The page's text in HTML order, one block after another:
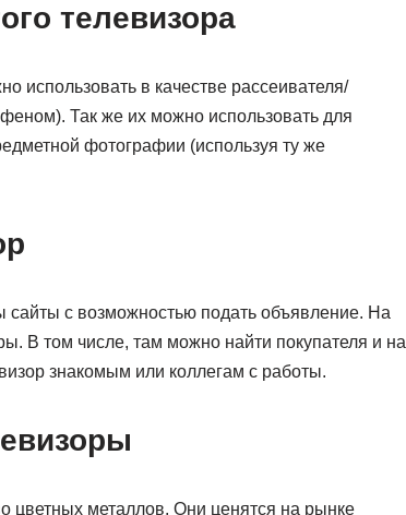
телевизора
использовать в качестве рассеивателя/
Так же их можно использовать для
фотографии (используя ту же
с возможностью подать объявление. На
В том числе, там можно найти покупателя и на
знакомым или коллегам с работы.
цветных металлов. Они ценятся на рынке